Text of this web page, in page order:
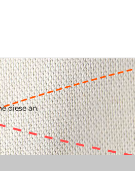
diese an.